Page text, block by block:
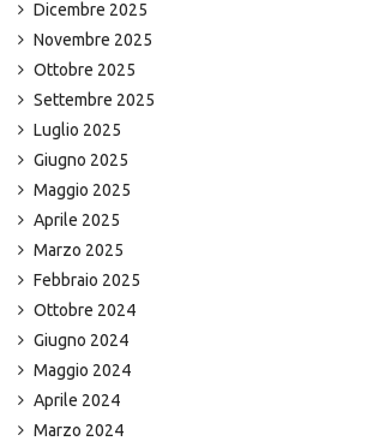
Dicembre 2025
Novembre 2025
Ottobre 2025
Settembre 2025
Luglio 2025
Giugno 2025
Maggio 2025
Aprile 2025
Marzo 2025
Febbraio 2025
Ottobre 2024
Giugno 2024
Maggio 2024
Aprile 2024
Marzo 2024